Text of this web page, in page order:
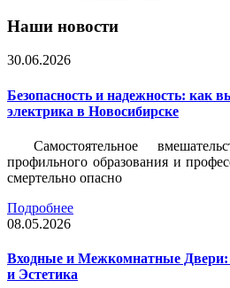
Наши новости
30.06.2026
Безопасность и надежность: как
электрика в Новосибирске
Самостоятельное
профильного образования и
смертельно опасно
Подробнее
08.05.2026
Входные и Межкомнатные
и Эстетика